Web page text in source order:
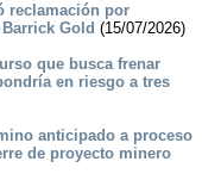
reclamación por
Gold (15/07/2026)
que busca frenar
en riesgo a tres
anticipado a proceso
de proyecto minero